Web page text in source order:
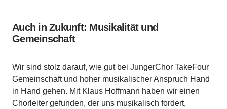
Auch in Zukunft: Musikalität und
Gemeinschaft
Wir sind stolz darauf, wie gut bei JungerChor TakeFour
Gemeinschaft und hoher musikalischer Anspruch Hand
in Hand gehen. Mit Klaus Hoffmann haben wir einen
Chorleiter gefunden, der uns musikalisch fordert,